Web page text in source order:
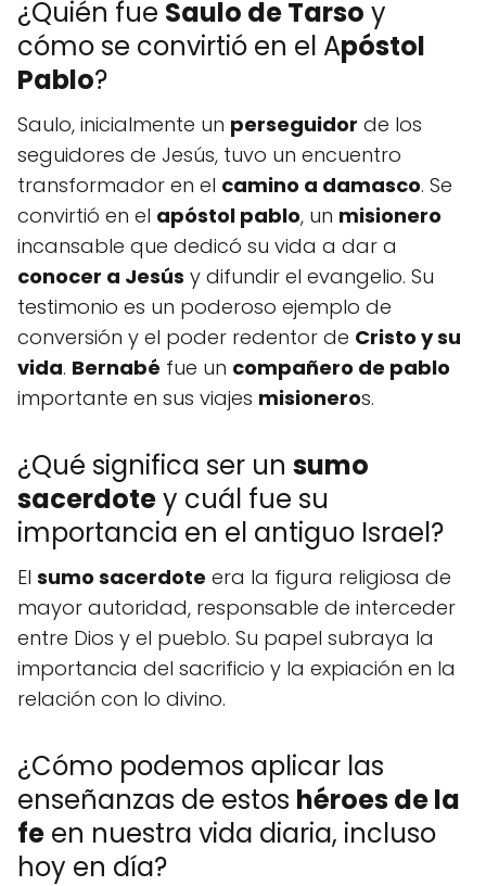
¿Quién fue Saulo de Tarso y
cómo se convirtió en el Apóstol
Pablo?
Saulo, inicialmente un perseguidor de los
seguidores de Jesús, tuvo un encuentro
transformador en el camino a damasco. Se
convirtió en el apóstol pablo, un misionero
incansable que dedicó su vida a dar a
conocer a Jesús y difundir el evangelio. Su
testimonio es un poderoso ejemplo de
conversión y el poder redentor de Cristo y su
vida. Bernabé fue un compañero de pablo
importante en sus viajes misioneros.
¿Qué significa ser un sumo
sacerdotey cuál fue su
importancia en el antiguo Israel?
El sumo sacerdote era la figura religiosa de
mayor autoridad, responsable de interceder
entre Dios y el pueblo. Su papel subraya la
importancia del sacrificio y la expiación en la
relación con lo divino.
¿Cómo podemos aplicar las
enseñanzas de estos héroes de la
fe en nuestra vida diaria, incluso
hoy en día?